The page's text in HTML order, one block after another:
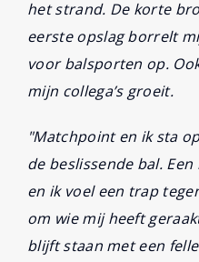
het strand. De korte
eerste opslag borrelt
voor balsporten op.
mijn collega’s groeit.
"Matchpoint en ik sta
de beslissende bal.
en ik voel een trap
om wie mij heeft
blijft staan met een